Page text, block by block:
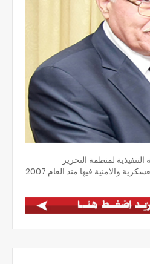
لمنظمة التحرير
الفلسطينية ورئيس الدائرة العسكرية والامنية فيها منذ العام 2007